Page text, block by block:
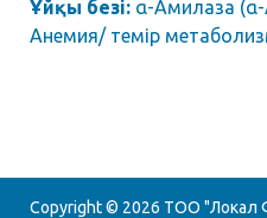
Ұйқы безі: α-Амилаза (α-
Анемия/ темір
Copyright © 2026 ТОО "Локал